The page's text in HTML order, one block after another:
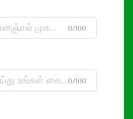
0/100
0/100